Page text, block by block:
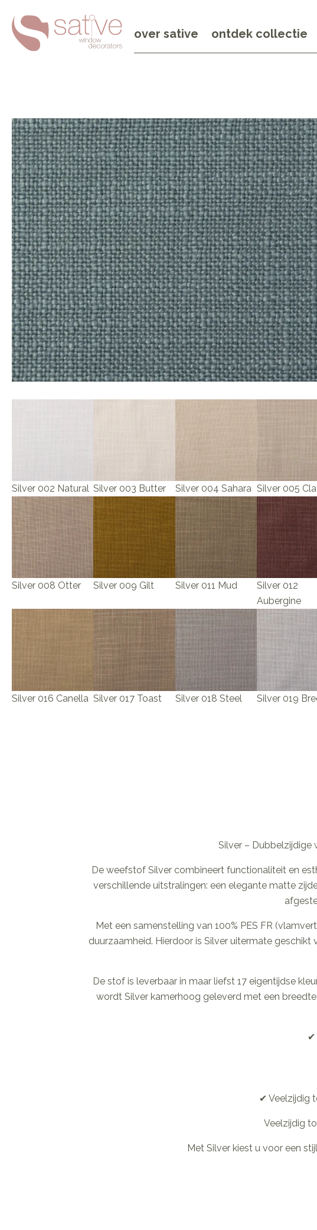
over sative ontdek collectie
Silver 002 Natural Silver 003 Butter Silver 004 Sahara Silver 005
Silver 008 Otter Silver 009 Gilt Silver 011 Mud
Silver 012
Aubergine
Silver 016 Canella Silver 017 Toast Silver 018 Steel Silver 019
Silver – Dubbelzijdige
De weefstof Silver combineert functionaliteit en
verschillende uitstralingen: een elegante matte
Met een samenstelling van 100% PES FR
duurzaamheid. Hierdoor is Silver uitermate
De stof is leverbaar in maar liefst 17 eigentijdse
wordt Silver kamerhoog geleverd met een
✔
✔ Veelzijdig
Veelzijdig
Met Silver kiest u voor een